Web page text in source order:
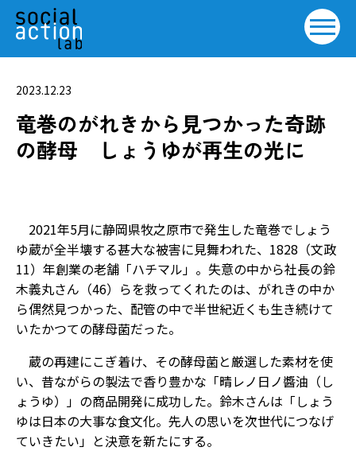
2023.12.23
竜巻のがれきから見つかった奇跡
の酵母 しょうゆが再生の光に
2021年5月に静岡県牧之原市で発生した竜巻でしょう
ゆ蔵が全半壊する甚大な被害に見舞われた、1828（文政
11）年創業の老舗「ハチマル」。失意の中から社長の鈴
木義丸さん（46）らを救ってくれたのは、がれきの中か
ら偶然見つかった、配管の中で半世紀近くも生き続けて
いたかつての酵母菌だった。
蔵の再建にこぎ着け、その酵母菌と厳選した素材を使
い、昔ながらの製法で香り豊かな「晴レノ日ノ醬油（し
ょうゆ）」の商品開発に成功した。鈴木さんは「しょう
ゆは日本の大事な食文化。先人の思いを次世代につなげ
ていきたい」と決意を新たにする。